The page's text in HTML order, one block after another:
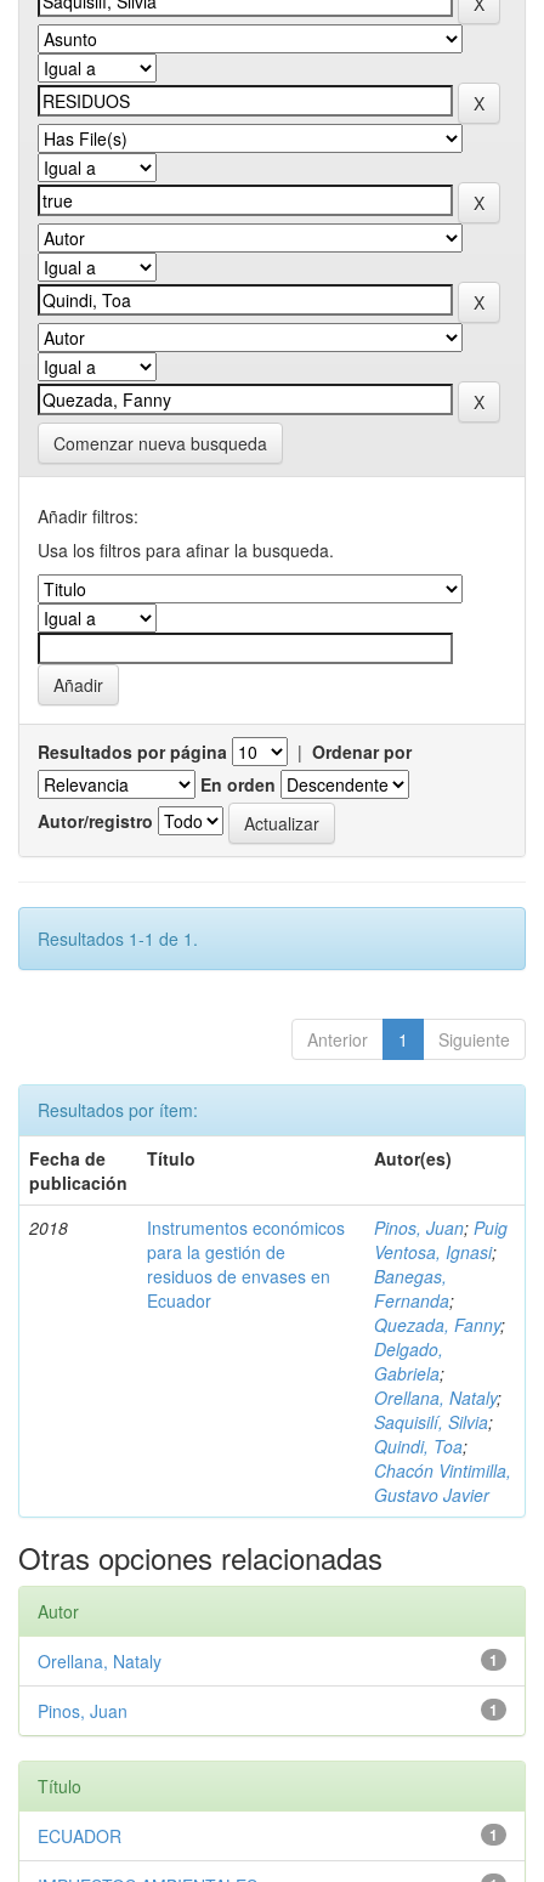
Comenzar nueva busqueda
Añadir filtros:
Usa los filtros para afinar la busqueda.
Resultados por página | Ordenar por
En orden
Autor/registro
Resultados 1-1 de 1.
Anterior 1 Siguiente
Resultados por ítem:
Fecha de
publicación
Título Autor(es)
2018
Instrumentos económicos
para la gestión de
residuos de envases en
Ecuador
Pinos, Juan; Puig
Ventosa, Ignasi;
Banegas,
Fernanda;
Quezada, Fanny;
Delgado,
Gabriela;
Orellana, Nataly;
Saquisilí, Silvia;
Quindi, Toa;
Chacón Vintimilla,
Gustavo Javier
Otras opciones relacionadas
Autor
1
Orellana, Nataly
1
Pinos, Juan
Título
1
ECUADOR